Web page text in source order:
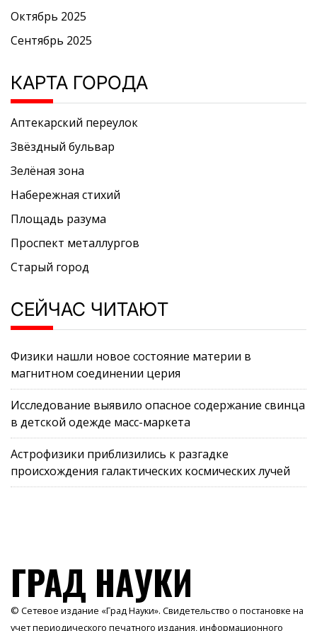
Октябрь 2025
Сентябрь 2025
КАРТА ГОРОДА
Аптекарский переулок
Звёздный бульвар
Зелёная зона
Набережная стихий
Площадь разума
Проспект металлургов
Старый город
СЕЙЧАС ЧИТАЮТ
Физики нашли новое состояние материи в
магнитном соединении церия
Исследование выявило опасное содержание свинца
в детской одежде масс-маркета
Астрофизики приблизились к разгадке
происхождения галактических космических лучей
ГРАД НАУКИ
© Сетевое издание «Град Науки». Свидетельство о постановке на
учет периодического печатного издания, информационного